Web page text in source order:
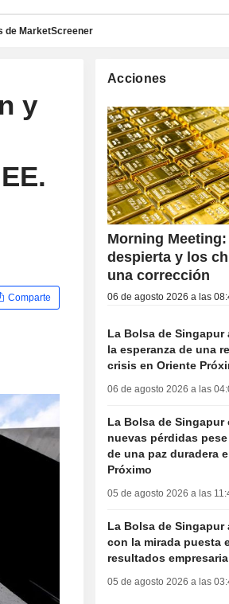
de MarketScreener
y
Comparte
Acciones
Morning
despierta y los
una corrección
06 de agosto 2026 a las
La Bolsa de Singapur
la esperanza de una
crisis en Oriente
06 de agosto 2026 a las
La Bolsa de Singapur
nuevas pérdidas
de una paz duradera
Próximo
05 de agosto 2026 a las
La Bolsa de Singapur
con la mirada puesta
resultados
05 de agosto 2026 a las